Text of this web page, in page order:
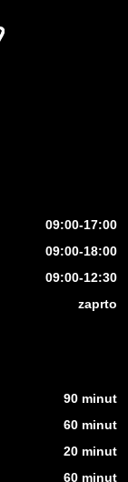
09:00-17:00
09:00-18:00
09:00-12:30
zaprto
90 minut
60 minut
20 minut
60 minut